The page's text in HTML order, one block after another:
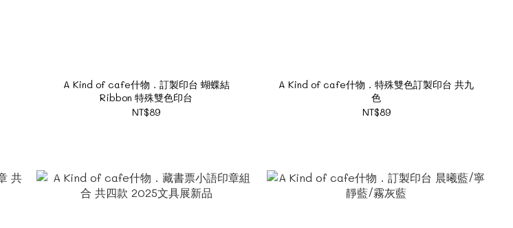
A Kind of cafe什物．訂製印台 蝴蝶結
Ribbon 特殊雙色印台
NT$89
A Kind of cafe什物．特殊雙色訂製印台 共九
色
NT$89